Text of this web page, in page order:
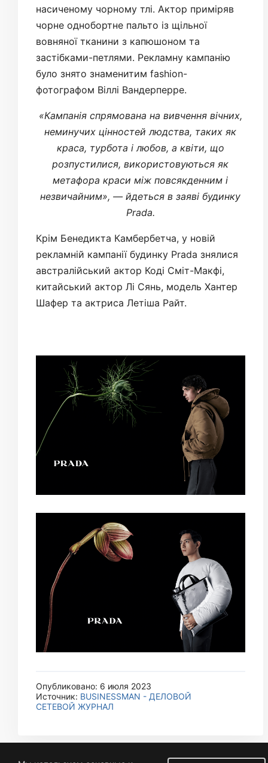
насиченому чорному тлі. Актор приміряв
чорне однобортне пальто із щільної
вовняної тканини з капюшоном та
застібками-петлями. Рекламну кампанію
було знято знаменитим fashion-
фотографом Віллі Вандерперре.
«Кампанія спрямована на вивчення вічних,
неминучих цінностей людства, таких як
краса, турбота і любов, а квіти, що
розпустилися, використовуються як
метафора краси між повсякденним і
незвичайним», — йдеться в заяві будинку
Prada.
Крім Бенедикта Камбербетча, у новій
рекламній кампанії будинку Prada знялися
австралійський актор Коді Сміт-Макфі,
китайський актор Лі Сянь, модель Хантер
Шафер та актриса Летіша Райт.
Опубликовано: 6 июля 2023
Источник: BUSINESSMAN - ДЕЛОВОЙ
СЕТЕВОЙ ЖУРНАЛ